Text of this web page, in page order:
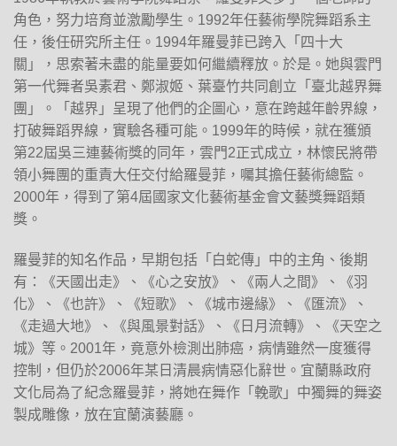
角色，努力培育並激勵學生。1992年任藝術學院舞蹈系主
任，後任研究所主任。1994年羅曼菲已跨入「四十大
關」，思索著未盡的能量要如何繼續釋放。於是。她與雲門
第一代舞者吳素君、鄭淑姬、葉臺竹共同創立「臺北越界舞
團」。「越界」呈現了他們的企圖心，意在跨越年齡界線，
打破舞蹈界線，實驗各種可能。1999年的時候，就在獲頒
第22屆吳三連藝術獎的同年，雲門2正式成立，林懷民將帶
領小舞團的重責大任交付給羅曼菲，囑其擔任藝術總監。
2000年，得到了第4屆國家文化藝術基金會文藝獎舞蹈類
獎。
羅曼菲的知名作品，早期包括「白蛇傳」中的主角、後期
有：《天國出走》、《心之安放》、《兩人之間》、《羽
化》、《也許》、《短歌》、《城市邊緣》、《匯流》、
《走過大地》、《與風景對話》、《日月流轉》、《天空之
城》等。2001年，竟意外檢測出肺癌，病情雖然一度獲得
控制，但仍於2006年某日清晨病情惡化辭世。宜蘭縣政府
文化局為了紀念羅曼菲，將她在舞作「輓歌」中獨舞的舞姿
製成雕像，放在宜蘭演藝廳。